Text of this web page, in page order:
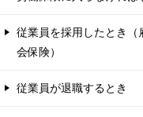
従業員を採用したとき（
会保険）
従業員が退職するとき